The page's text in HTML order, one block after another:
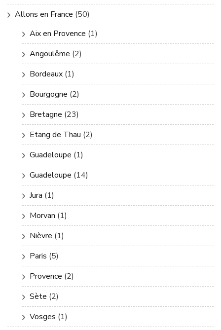
Allons en France (50)
Aix en Provence (1)
Angoulême (2)
Bordeaux (1)
Bourgogne (2)
Bretagne (23)
Etang de Thau (2)
Guadeloupe (1)
Guadeloupe (14)
Jura (1)
Morvan (1)
Nièvre (1)
Paris (5)
Provence (2)
Sète (2)
Vosges (1)